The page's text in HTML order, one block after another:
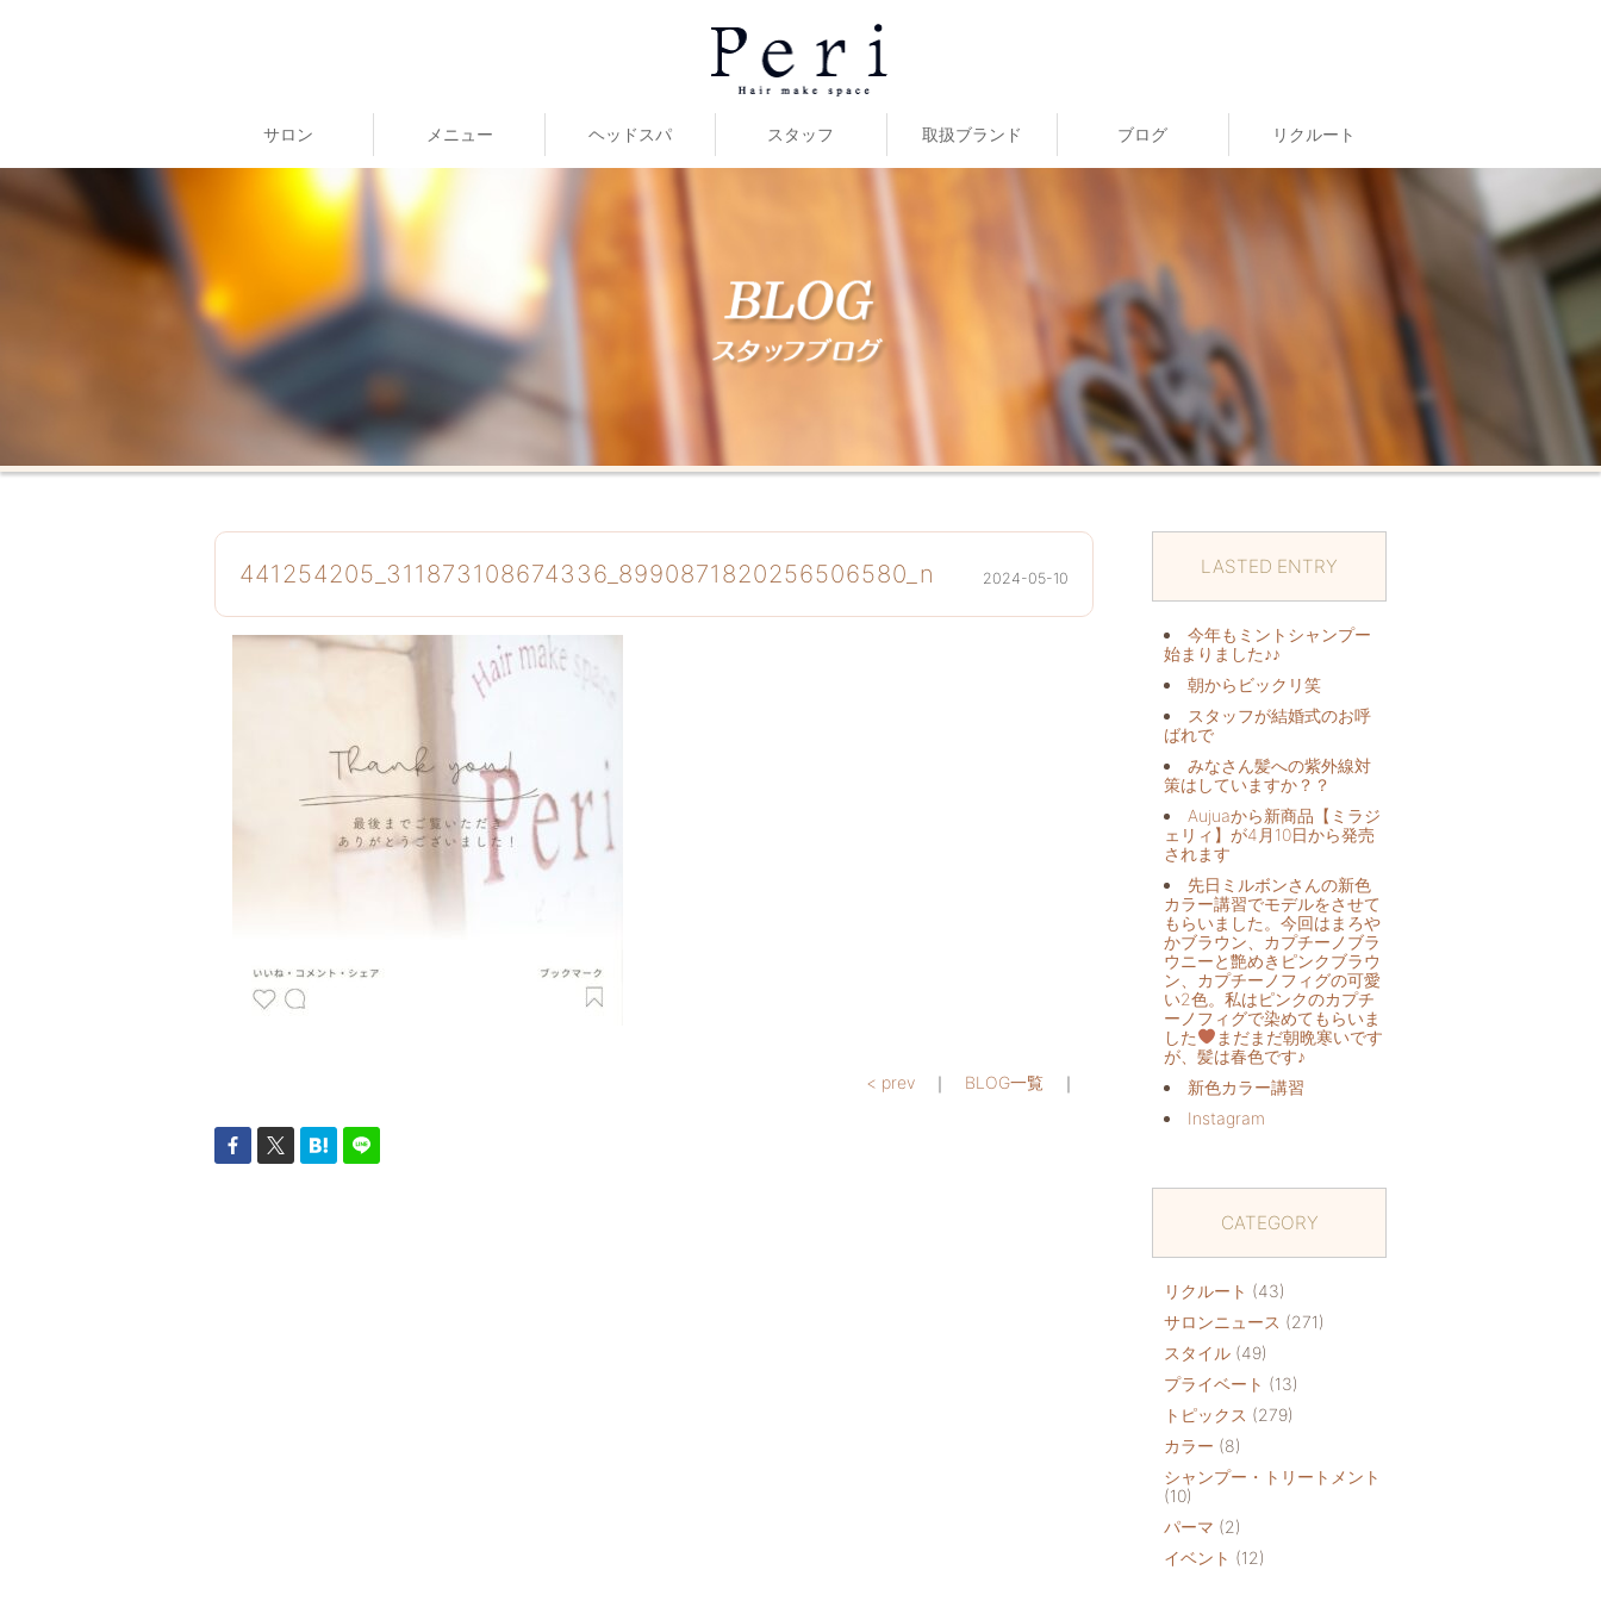
サロン メニュー ヘッドスパ スタッフ 取扱ブランド ブログ リクルート
441254205_311873108674336_8990871820256506580_n 2024-05-10
< prev ｜ BLOG一覧 ｜
LASTED ENTRY
今年もミントシャンプー
始まりました♪♪
朝からビックリ️笑
スタッフが結婚式のお呼
ばれで
みなさん髪への紫外線対
策はしていますか？？
Aujuaから新商品【ミラジ
ェリィ】が4月10日から発売
されます
先日ミルボンさんの新色
カラー講習でモデルをさせて
もらいました。今回はまろや
かブラウン、カプチーノブラ
ウニーと艶めきピンクブラウ
ン、カプチーノフィグの可愛
い2色。私はピンクのカプチ
ーノフィグで染めてもらいま
した
まだまだ朝晩寒いです
が、髪は春色です♪
新色カラー講習
Instagram
CATEGORY
リクルート (43)
サロンニュース (271)
スタイル (49)
プライベート (13)
トピックス (279)
カラー (8)
シャンプー・トリートメント
(10)
パーマ (2)
イベント (12)